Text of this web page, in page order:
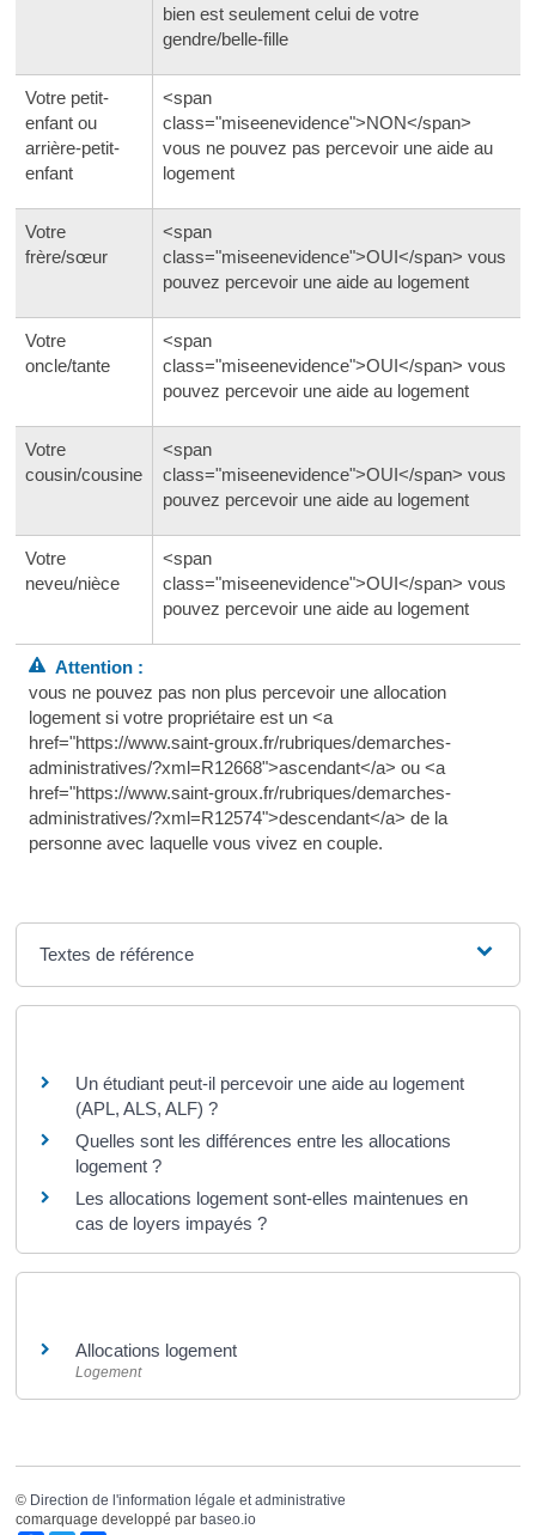
bien est seulement celui de votre
gendre/belle-fille
Votre petit-
enfant ou
arrière-petit-
enfant
<span
class="miseenevidence">NON</span>
vous ne pouvez pas percevoir une aide au
logement
Votre
frère/sœur
<span
class="miseenevidence">OUI</span> vous
pouvez percevoir une aide au logement
Votre
oncle/tante
<span
class="miseenevidence">OUI</span> vous
pouvez percevoir une aide au logement
Votre
cousin/cousine
<span
class="miseenevidence">OUI</span> vous
pouvez percevoir une aide au logement
Votre
neveu/nièce
<span
class="miseenevidence">OUI</span> vous
pouvez percevoir une aide au logement
Attention :
vous ne pouvez pas non plus percevoir une allocation
logement si votre propriétaire est un <a
href="https://www.saint-groux.fr/rubriques/demarches-
administratives/?xml=R12668">ascendant</a> ou <a
href="https://www.saint-groux.fr/rubriques/demarches-
administratives/?xml=R12574">descendant</a> de la
personne avec laquelle vous vivez en couple.
Textes de référence
Un étudiant peut-il percevoir une aide au logement
(APL, ALS, ALF) ?
Quelles sont les différences entre les allocations
logement ?
Les allocations logement sont-elles maintenues en
cas de loyers impayés ?
Allocations logement
Logement
© Direction de l'information légale et administrative
comarquage developpé par baseo.io